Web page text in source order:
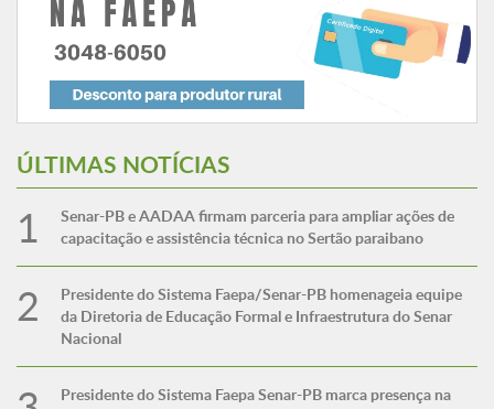
ÚLTIMAS NOTÍCIAS
Senar-PB e AADAA firmam parceria para ampliar ações de
capacitação e assistência técnica no Sertão paraibano
Presidente do Sistema Faepa/Senar-PB homenageia equipe
da Diretoria de Educação Formal e Infraestrutura do Senar
Nacional
Presidente do Sistema Faepa Senar-PB marca presença na